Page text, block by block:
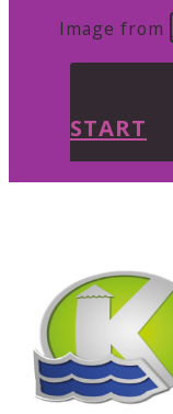
Image from
START